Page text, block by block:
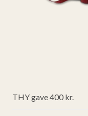
THY gave 400 kr.